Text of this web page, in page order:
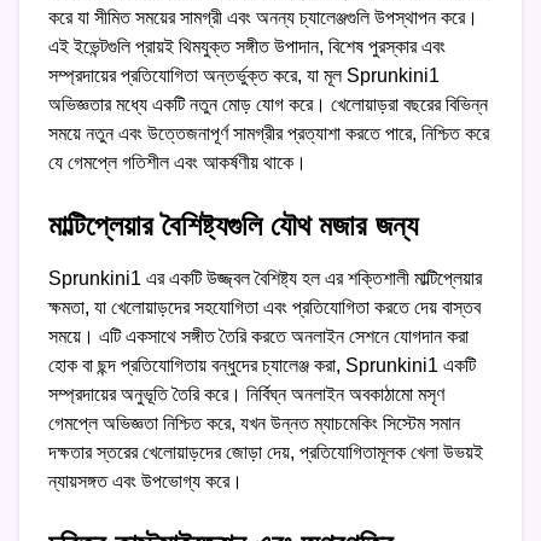
করে যা সীমিত সময়ের সামগ্রী এবং অনন্য চ্যালেঞ্জগুলি উপস্থাপন করে।
এই ইভেন্টগুলি প্রায়ই থিমযুক্ত সঙ্গীত উপাদান, বিশেষ পুরস্কার এবং
সম্প্রদায়ের প্রতিযোগিতা অন্তর্ভুক্ত করে, যা মূল Sprunkini1
অভিজ্ঞতার মধ্যে একটি নতুন মোড় যোগ করে। খেলোয়াড়রা বছরের বিভিন্ন
সময়ে নতুন এবং উত্তেজনাপূর্ণ সামগ্রীর প্রত্যাশা করতে পারে, নিশ্চিত করে
যে গেমপ্লে গতিশীল এবং আকর্ষণীয় থাকে।
মাল্টিপ্লেয়ার বৈশিষ্ট্যগুলি যৌথ মজার জন্য
Sprunkini1 এর একটি উজ্জ্বল বৈশিষ্ট্য হল এর শক্তিশালী মাল্টিপ্লেয়ার
ক্ষমতা, যা খেলোয়াড়দের সহযোগিতা এবং প্রতিযোগিতা করতে দেয় বাস্তব
সময়ে। এটি একসাথে সঙ্গীত তৈরি করতে অনলাইন সেশনে যোগদান করা
হোক বা ছন্দ প্রতিযোগিতায় বন্ধুদের চ্যালেঞ্জ করা, Sprunkini1 একটি
সম্প্রদায়ের অনুভূতি তৈরি করে। নির্বিঘ্ন অনলাইন অবকাঠামো মসৃণ
গেমপ্লে অভিজ্ঞতা নিশ্চিত করে, যখন উন্নত ম্যাচমেকিং সিস্টেম সমান
দক্ষতার স্তরের খেলোয়াড়দের জোড়া দেয়, প্রতিযোগিতামূলক খেলা উভয়ই
ন্যায়সঙ্গত এবং উপভোগ্য করে।